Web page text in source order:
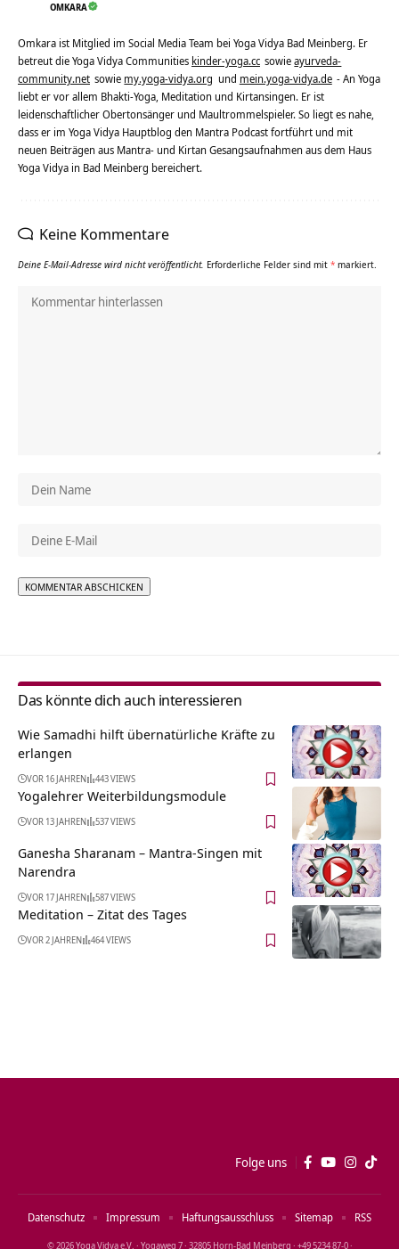
OMKARA
Omkara ist Mitglied im Social Media Team bei Yoga Vidya Bad Meinberg. Er
betreut die Yoga Vidya Communities kinder-yoga.cc sowieayurveda-
community.net sowie my.yoga-vidya.org und mein.yoga-vidya.de - An Yoga
liebt er vor allem Bhakti-Yoga, Meditation und Kirtansingen. Er ist
leidenschaftlicher Obertonsänger und Maultrommelspieler. So liegt es nahe,
dass er im Yoga Vidya Hauptblog den Mantra Podcast fortführt und mit
neuen Beiträgen aus Mantra- und Kirtan Gesangsaufnahmen aus dem Haus
Yoga Vidya in Bad Meinberg bereichert.
Keine Kommentare
Deine E-Mail-Adresse wird nicht veröffentlicht. Erforderliche Felder sind mit * markiert.
Das könnte dich auch interessieren
Wie Samadhi hilft übernatürliche Kräfte zu
erlangen
VOR 16 JAHREN 443 VIEWS
Yogalehrer Weiterbildungsmodule
VOR 13 JAHREN 537 VIEWS
Ganesha Sharanam – Mantra-Singen mit
Narendra
VOR 17 JAHREN 587 VIEWS
Meditation – Zitat des Tages
VOR 2 JAHREN 464 VIEWS
Folge uns
© 2026 Yoga Vidya e.V. · Yogaweg 7 · 32805 Horn‑Bad Meinberg · +49 5234 87‑0 ·
Datenschutz Impressum Haftungsausschluss Sitemap RSS